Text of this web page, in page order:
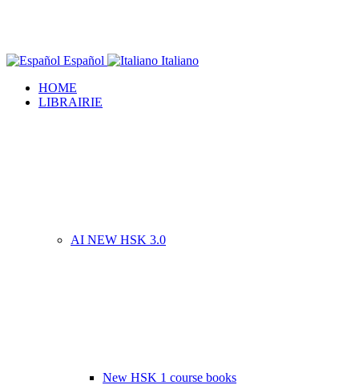
Español
Italiano
HOME
LIBRAIRIE
AI NEW HSK 3.0
New HSK 1 course books